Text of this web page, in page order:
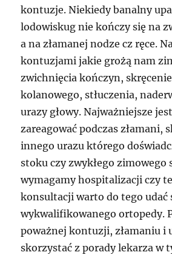
kontuzje. Niekiedy banalny
lodowiskug nie kończy się na
a na złamanej nodze cz ręce.
kontuzjami jakie grożą nam
zwichnięcia kończyn,
kolanowego, stłuczenia,
urazy głowy. Najważniejsze
zareagować podczas złamani,
innego urazu którego
stoku czy zwykłego zimowego
wymagamy hospitalizacji czy
konsultacji warto do tego udać
wykwalifikowanego ortopedy.
poważnej kontuzji, złamaniu i
skorzystać z porady lekarza w